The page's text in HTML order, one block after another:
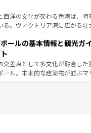
ォーやバインミー、ベトナムコ
味わいたい。どの地域を訪れて
を迎えてくれるので、きっと忘
ほしい。
交差している。北部ではチェン
と触れ合い、南部ではプーケッ
でリゾート気分を楽しむことが
気候は一年中温暖で、どの季節
いる。親しみやすいタイの人々
そして多様な観光資源が、訪れ
る。 なお、新着のタイ情報はコンテン
西洋の文化が交わる香港は、特
る。ヴィクトリア湾に広がる壮
を訪れても感動するはず。観光
効率よく見どころを回れるのも
から文化的な体験まで、香港を
う。 なお、新着の香港情報はコンテン
ールの基本情報と観光ガ
交差点として多文化が融合した
ール。未来的な建築物が並ぶマ
カーズは地元の風情を楽しめる